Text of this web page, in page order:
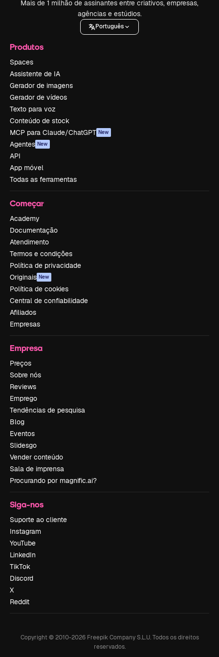
Mais de 1 milhão de assinantes entre criativos, empresas,
agências e estúdios.
Português
Produtos
Spaces
Assistente de IA
Gerador de imagens
Gerador de vídeos
Texto para voz
Conteúdo de stock
MCP para Claude/ChatGPT New
Agentes New
API
App móvel
Todas as ferramentas
Começar
Academy
Documentação
Atendimento
Termos e condições
Política de privacidade
Originais New
Política de cookies
Central de confiabilidade
Afiliados
Empresas
Empresa
Preços
Sobre nós
Reviews
Emprego
Tendências de pesquisa
Blog
Eventos
Slidesgo
Vender conteúdo
Sala de imprensa
Procurando por magnific.ai?
Siga-nos
Suporte ao cliente
Instagram
YouTube
LinkedIn
TikTok
Discord
X
Reddit
Copyright © 2010-2026Freepik Company S.L.U. Todos os direitos
reservados.